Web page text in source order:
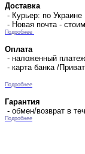
Доставка
- Курьер: по
- Новая почта -
Подробнее
Оплата
- наложенный
- карта банка /
Подробнее
Гарантия
- обмен/возврат в
Подробнее